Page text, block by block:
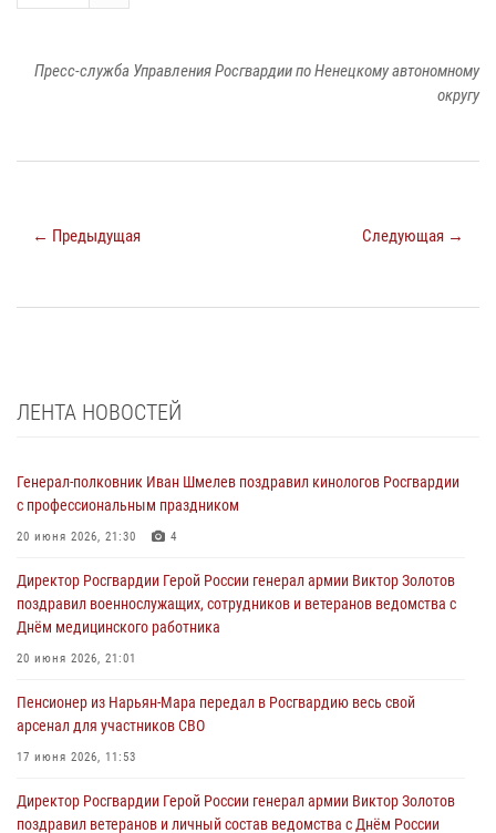
Пресс-служба Управления Росгвардии по Ненецкому автономному
округу
← Предыдущая Следующая →
ЛЕНТА НОВОСТЕЙ
Генерал-полковник Иван Шмелев поздравил кинологов Росгвардии
с профессиональным праздником
20 июня 2026, 21:30 4
Директор Росгвардии Герой России генерал армии Виктор Золотов
поздравил военнослужащих, сотрудников и ветеранов ведомства с
Днём медицинского работника
20 июня 2026, 21:01
Пенсионер из Нарьян-Мара передал в Росгвардию весь свой
арсенал для участников СВО
17 июня 2026, 11:53
Директор Росгвардии Герой России генерал армии Виктор Золотов
поздравил ветеранов и личный состав ведомства с Днём России